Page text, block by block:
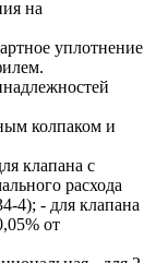
на
уплотнение
колпаком и
клапана с
расхода
4); - для клапана
от